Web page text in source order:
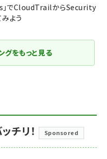
でCloudTrailからSecurity
よう
グをもっと見る
チリ！ Sponsored